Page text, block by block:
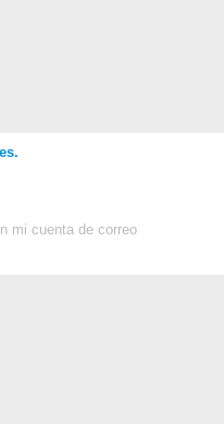
mi cuenta de correo